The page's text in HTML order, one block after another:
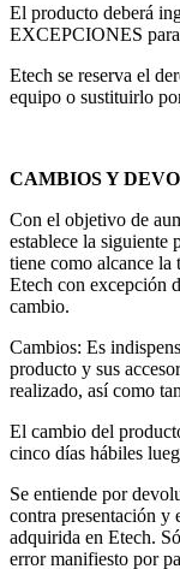
El producto deberá
EXCEPCIONES
Etech se reserva el
equipo o sustituirlo
CAMBIOS Y
Con el objetivo de
establece la siguiente
tiene como alcance la
Etech con excepción
cambio.
Cambios: Es
producto y sus
realizado, así como
El cambio del
cinco días hábiles
Se entiende por
contra presentación y
adquirida en Etech.
error manifiesto por